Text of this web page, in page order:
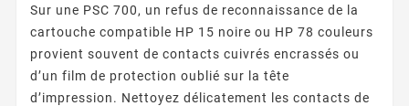
Sur une PSC 700, un refus de reconnaissance de la
cartouche compatible HP 15 noire ou HP 78 couleurs
provient souvent de contacts cuivrés encrassés ou
d’un film de protection oublié sur la tête
d’impression. Nettoyez délicatement les contacts de